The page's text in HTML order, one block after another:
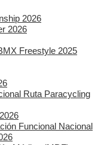
2026
2026
Freestyle 2025
Ruta Paracycling
Funcional Nacional